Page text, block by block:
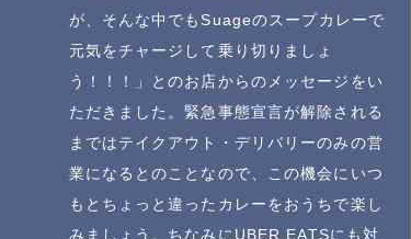
が、そんな中でもSuageのスープカレーで
元気をチャージして乗り切りましょ
う！！！」とのお店からのメッセージをい
ただきました。緊急事態宣言が解除される
まではテイクアウト・デリバリーのみの営
業になるとのことなので、この機会にいつ
もとちょっと違ったカレーをおうちで楽し
みましょう。ちなみにUBER EATSにも対